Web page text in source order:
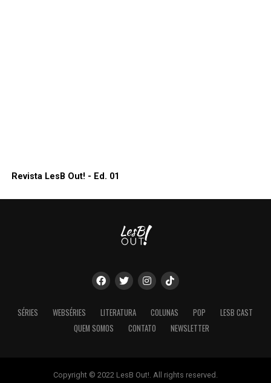
Revista LesB Out! - Ed. 01
SÉRIES WEBSÉRIES LITERATURA COLUNAS POP
LESB CAST
QUEM SOMOS
CONTATO NEWSLETTER
Copyright © 2022 LesB Out!. All rights reserved.